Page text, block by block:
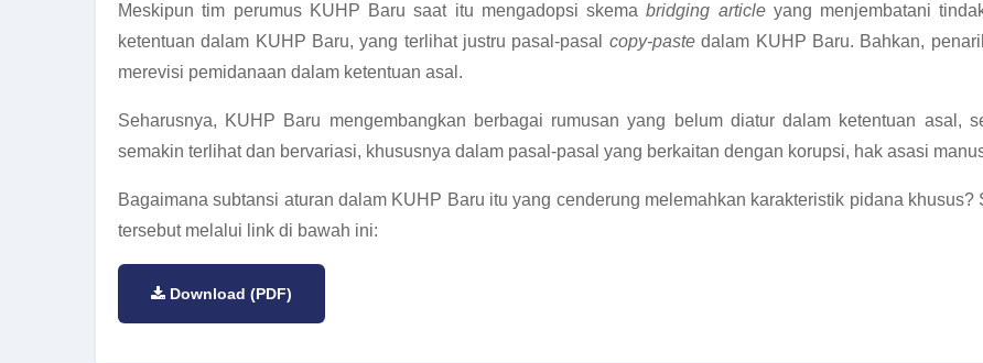
Meskipun tim perumus KUHP Baru saat itu mengadopsi skemabridging articleyang menjembatani
ketentuan dalam KUHP Baru, yang terlihat justru pasal-pasal copy-pastedalam KUHP Baru. Bahkan,
merevisi pemidanaan dalam ketentuan asal.
Seharusnya, KUHP Baru mengembangkan berbagai rumusan yang belum diatur dalam ketentuan asal,
semakin terlihat dan bervariasi, khususnya dalam pasal-pasal yang berkaitan dengan korupsi, hak asasi
Bagaimana subtansi aturan dalam KUHP Baru itu yang cenderung melemahkan karakteristik pidana
tersebut melalui link di bawah ini:
Download (PDF)